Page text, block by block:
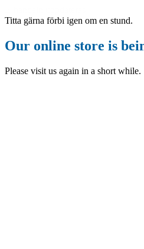
Titta gärna förbi igen om en stund.
Our online store is
Please visit us again in a short while.